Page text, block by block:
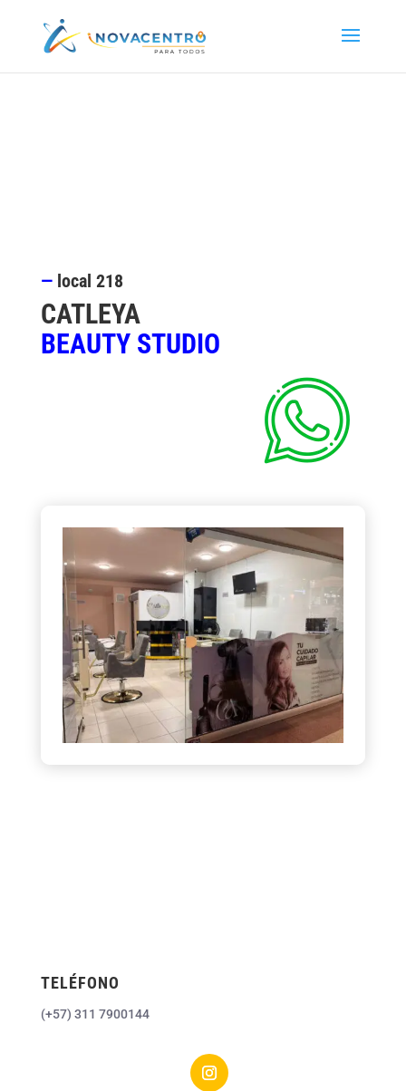
—local 218
CATLEYA
BEAUTY STUDIO
TELÉFONO
(+57) 311 7900144